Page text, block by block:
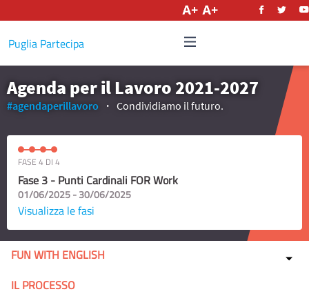
Puglia Partecipa
Agenda per il Lavoro 2021-2027
#agendaperillavoro Condividiamo il futuro.
FASE 4 DI 4
Fase 3 - Punti Cardinali FOR Work
01/06/2025 - 30/06/2025
Visualizza le fasi
FUN WITH ENGLISH
IL PROCESSO